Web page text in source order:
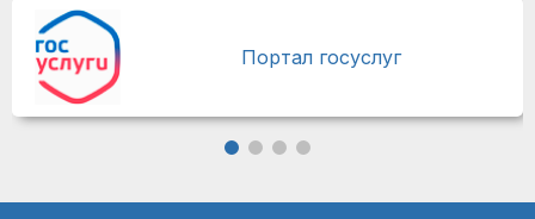
Портал госуслуг